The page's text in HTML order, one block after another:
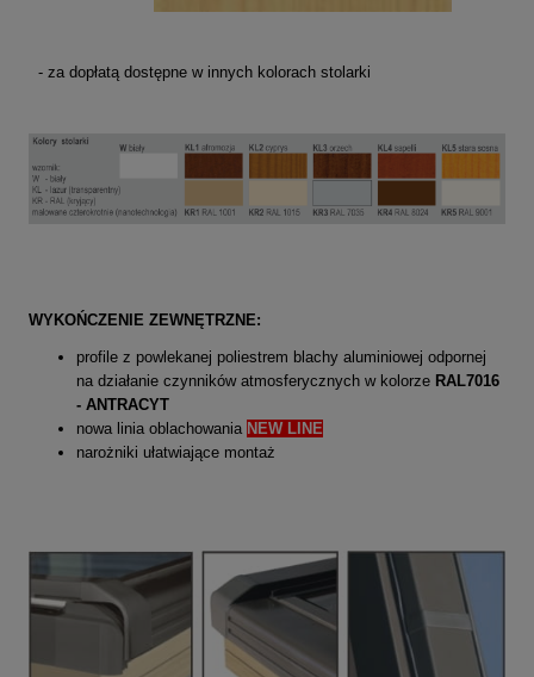
- za dopłatą dostępne w innych kolorach stolarki
WYKOŃCZENIE ZEWNĘTRZNE:
profile z powlekanej poliestrem blachy aluminiowej odpornej
na działanie czynników atmosferycznych w kolorze RAL7016
- ANTRACYT
nowa linia oblachowania NEW LINE
narożniki ułatwiające montaż